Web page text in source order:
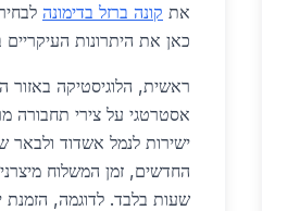
את קונה ברזל בדימונה
כאן את היתרונות העיקריים
ראשית, הלוגיסטיקה באזור
שעות בלבד. לדוגמה, הזמנת